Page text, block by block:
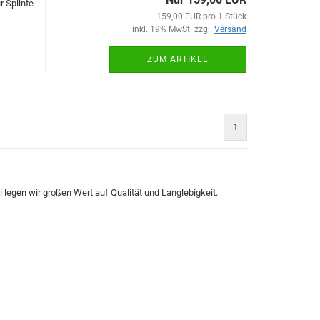
Splinte
159,00 EUR pro 1 Stück
inkl. 19% MwSt. zzgl. Versand
ZUM ARTIKEL
1
wir großen Wert auf Qualität und Langlebigkeit.